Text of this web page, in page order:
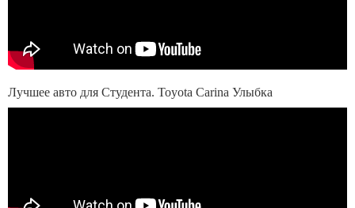
Лучшее авто для Студента. Toyota Carina Улыбка